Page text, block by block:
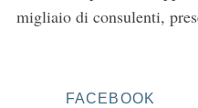
migliaio di consulenti,
FACEBOOK